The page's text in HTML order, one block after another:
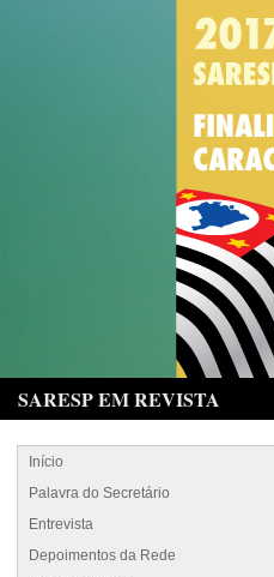
SARESP EM REVISTA
Início
Palavra do Secretário
Entrevista
Depoimentos da Rede